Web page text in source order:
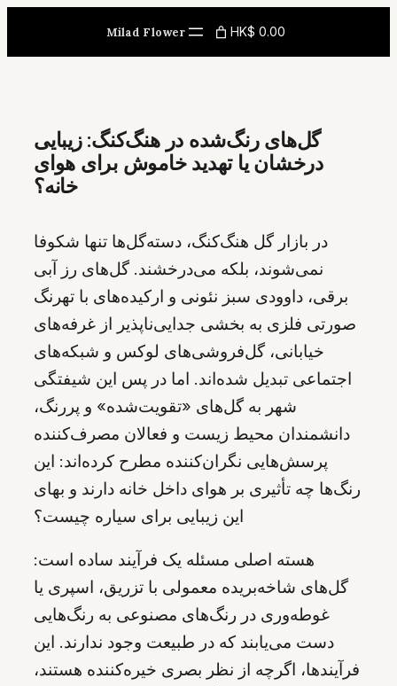
content
Milad Flower HK$ 0.00
گل‌های رنگ‌شده در هنگ‌کنگ: زیبایی
درخشان یا تهدید خاموش برای هوای
خانه؟
در بازار گل هنگ‌کنگ، دسته‌گل‌ها تنها شکوفا
نمی‌شوند، بلکه می‌درخشند. گل‌های رز آبی
برقی، داوودی سبز نئونی و ارکیده‌های با تهرنگ
صورتی فلزی به بخشی جدایی‌ناپذیر از غرفه‌های
خیابانی، گل‌فروشی‌های لوکس و شبکه‌های
اجتماعی تبدیل شده‌اند. اما در پس این شیفتگی
شهر به گل‌های «تقویت‌شده» و پررنگ،
دانشمندان محیط زیست و فعالان مصرف‌کننده
پرسش‌هایی نگران‌کننده مطرح کرده‌اند: این
رنگ‌ها چه تأثیری بر هوای داخل خانه دارند و بهای
این زیبایی برای سیاره چیست؟
هسته اصلی مسئله یک فرآیند ساده است:
گل‌های شاخه‌بریده معمولی با تزریق، اسپری یا
غوطه‌وری در رنگ‌های مصنوعی به رنگ‌هایی
دست می‌یابند که در طبیعت وجود ندارند. این
فرآیندها، اگرچه از نظر بصری خیره‌کننده هستند،